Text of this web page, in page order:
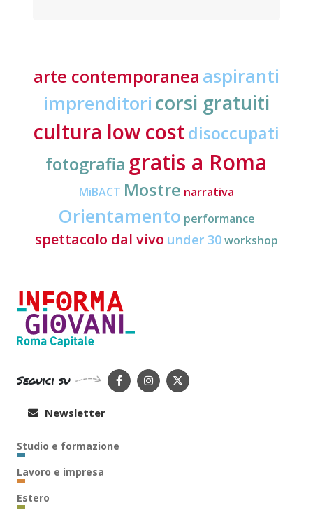
arte contemporanea aspiranti
imprenditori corsi gratuiti
cultura low costdisoccupati
fotografia gratis a Roma
MiBACT Mostre narrativa
Orientamento performance
spettacolo dal vivo under 30workshop
Seguici su
Newsletter
Studio e formazione
Lavoro e impresa
Estero